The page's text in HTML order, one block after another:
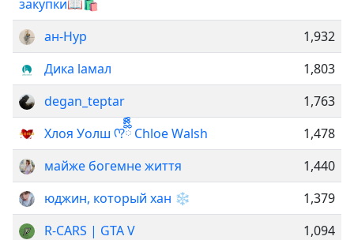
закупки📖🛍
ан-Нур
1,932
Дика lамал
1,803
degan_teptar
1,763
Хлоя Уолш ᡣ?ྀིྀིྀི Chloe Walsh
1,478
майже богемне життя
1,440
юджин, который хан ❄️
1,379
R-CARS | GTA V
1,094